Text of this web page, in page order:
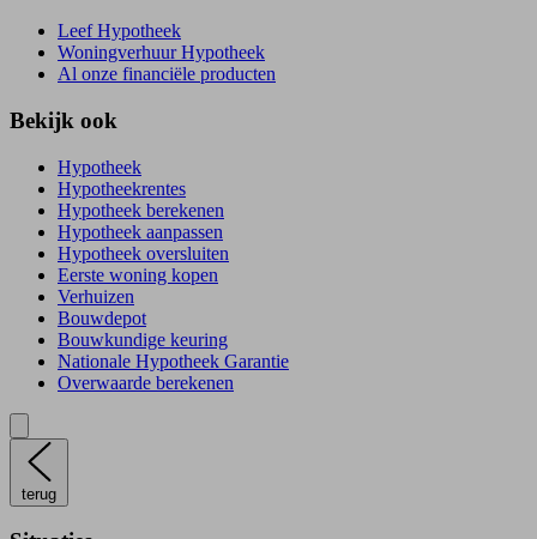
Leef Hypotheek
Woningverhuur Hypotheek
Al onze financiële producten
Bekijk ook
Hypotheek
Hypotheekrentes
Hypotheek berekenen
Hypotheek aanpassen
Hypotheek oversluiten
Eerste woning kopen
Verhuizen
Bouwdepot
Bouwkundige keuring
Nationale Hypotheek Garantie
Overwaarde berekenen
terug